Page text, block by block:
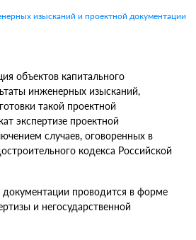
изысканий и проектной документации
объектов капитального
инженерных изысканий,
такой проектной
экспертизе проектной
случаев, оговоренных в
кодекса Российской
документации проводится в форме
и негосударственной